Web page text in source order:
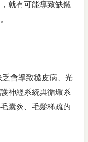
就有可能導致缺鐵
會導致糙皮病、光
神經系統與循環系
囊炎、毛髮稀疏的